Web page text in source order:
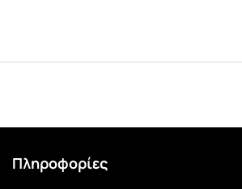
Πληροφορίες